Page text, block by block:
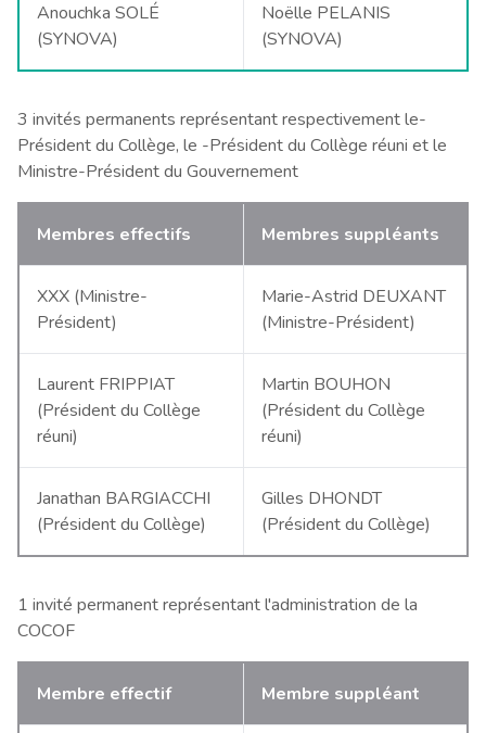
Anouchka SOLÉ
(SYNOVA)
Noëlle PELANIS
(SYNOVA)
3 invités permanents représentant respectivement le-
Président du Collège, le -Président du Collège réuni et le
Ministre-Président du Gouvernement
Membres effectifs Membres suppléants
XXX (Ministre-
Président)
Marie-Astrid DEUXANT
(Ministre-Président)
Laurent FRIPPIAT
(Président du Collège
réuni)
Martin BOUHON
(Président du Collège
réuni)
Janathan BARGIACCHI
(Président du Collège)
Gilles DHONDT
(Président du Collège)
1 invité permanent représentant l'administration de la
COCOF
Membre effectif Membre suppléant